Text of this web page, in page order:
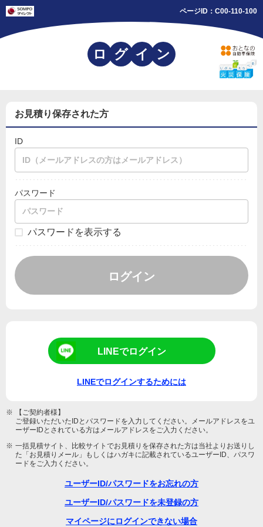
ページID： C00-110-100
ロ グ イ ン
お見積り保存された方
ID
パスワード
パスワードを表示する
ログイン
LINEでログイン
LINEでログインするためには
※
【ご契約者様】
ご登録いただいたIDとパスワードを入力してください。メールアドレスをユ
ーザーIDとされている方はメールアドレスをご入力ください。
※ 一括見積サイト、比較サイトでお見積りを保存された方は当社よりお送りし
た「お見積りメール」もしくはハガキに記載されているユーザーID、パスワ
ードをご入力ください。
ユーザーID/パスワードをお忘れの方
ユーザーID/パスワードを未登録の方
マイページにログインできない場合